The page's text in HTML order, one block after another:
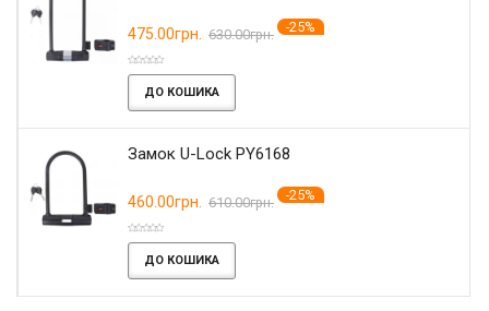
475.00грн. 630.00грн. -25%
ДО КОШИКА
Замок U-Lock PY6168
460.00грн. 610.00грн. -25%
ДО КОШИКА